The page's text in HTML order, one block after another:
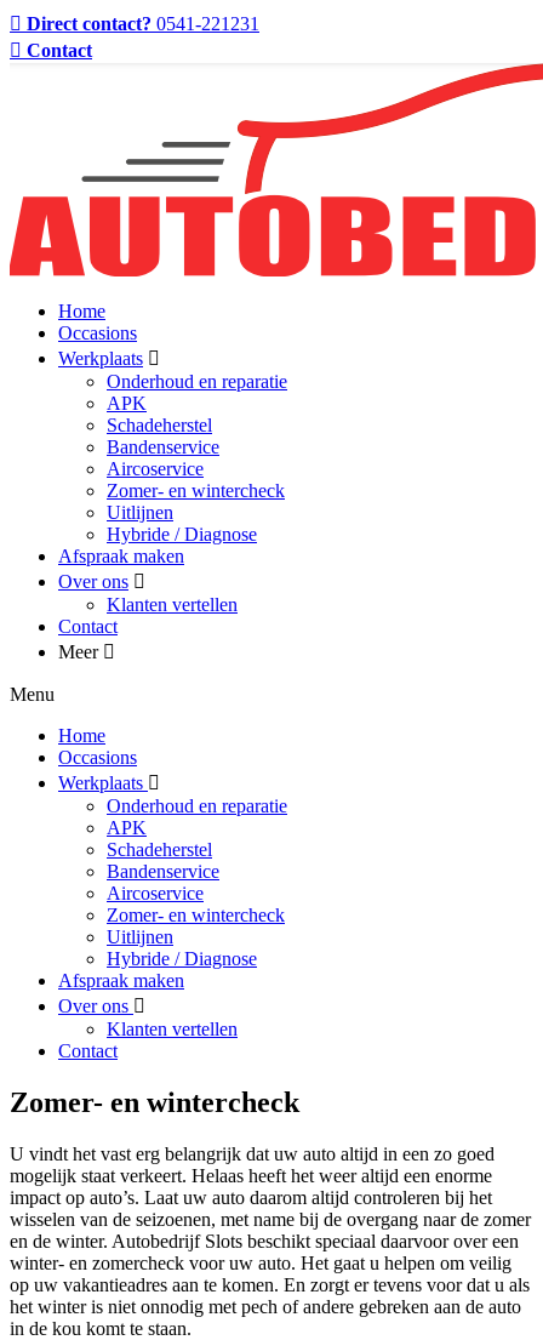
Direct contact? 0541-221231
Contact
Home
Occasions
Werkplaats
Onderhoud en reparatie
APK
Schadeherstel
Bandenservice
Aircoservice
Zomer- en wintercheck
Uitlijnen
Hybride / Diagnose
Afspraak maken
Over ons
Klanten vertellen
Contact
Meer
Menu
Home
Occasions
Werkplaats
Onderhoud en reparatie
APK
Schadeherstel
Bandenservice
Aircoservice
Zomer- en wintercheck
Uitlijnen
Hybride / Diagnose
Afspraak maken
Over ons
Klanten vertellen
Contact
Zomer- en wintercheck
U vindt het vast erg belangrijk dat uw auto altijd in een zo goed
mogelijk staat verkeert. Helaas heeft het weer altijd een enorme
impact op auto’s. Laat uw auto daarom altijd controleren bij het
wisselen van de seizoenen, met name bij de overgang naar de zomer
en de winter. Autobedrijf Slots beschikt speciaal daarvoor over een
winter- en zomercheck voor uw auto. Het gaat u helpen om veilig
op uw vakantieadres aan te komen. En zorgt er tevens voor dat u als
het winter is niet onnodig met pech of andere gebreken aan de auto
in de kou komt te staan.